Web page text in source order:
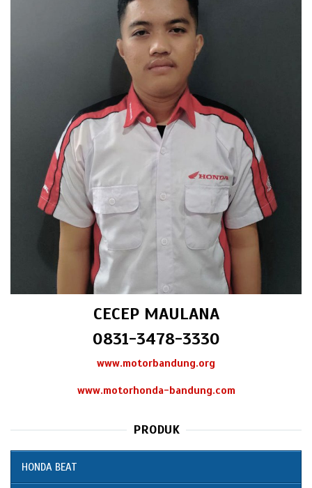
CECEP MAULANA
0831-3478-3330
www.motorbandung.org
www.motorhonda-bandung.com
PRODUK
HONDA BEAT